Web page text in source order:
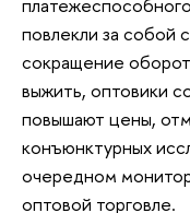
повлекли за собой
сокращение
выжить, оптовики
повышают цены,
конъюнктурных
очередном
оптовой торговле.